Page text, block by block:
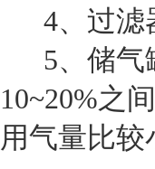
4、过滤
5、储气
10~20%之
用气量比较